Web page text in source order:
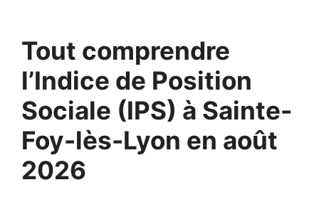
Tout comprendre
l’Indice de Position
Sociale (IPS) à Sainte-
Foy-lès-Lyon en août
2026